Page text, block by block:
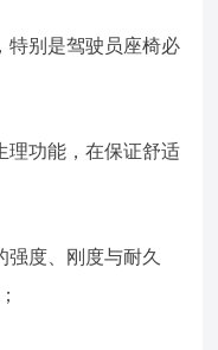
特别是驾驶员座椅必
理功能，在保证舒适
强度、刚度与耐久